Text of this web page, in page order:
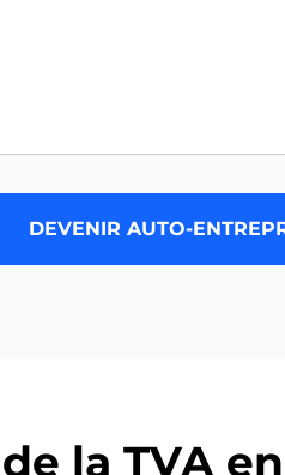
DEVENIR AUTO-
la TVA